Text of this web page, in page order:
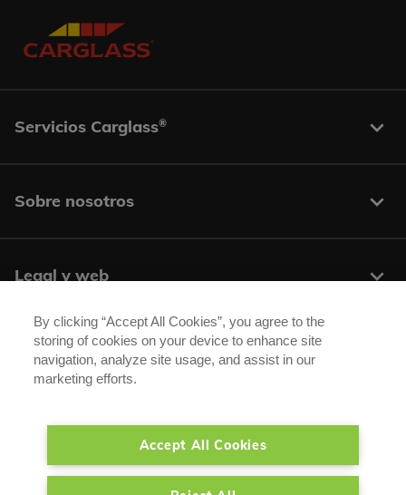
Servicios Carglass®
Sobre nosotros
Legal y web
Centros y contacto
Carglass®/ Autoglass®son marcas registradas de Belron Group SA y sus
Síguenos:
By clicking “Accept All Cookies”, you agree to the
storing of cookies on your device to enhance site
navigation, analyze site usage, and assist in our
marketing efforts.
Accept All Cookies